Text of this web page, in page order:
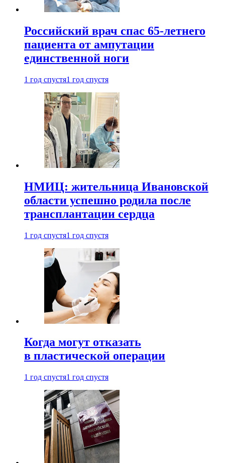
Российский врач спас 65-летнего
пациента от ампутации
единственной ноги
1 год спустя1 год спустя
НМИЦ: жительница Ивановской
области успешно родила после
трансплантации сердца
1 год спустя1 год спустя
Когда могут отказать
в пластической операции
1 год спустя1 год спустя